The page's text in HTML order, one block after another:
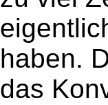
haben.
das